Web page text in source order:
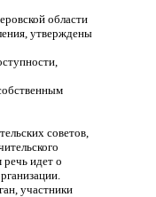
области
утверждены
советов,
речь идет о
участники